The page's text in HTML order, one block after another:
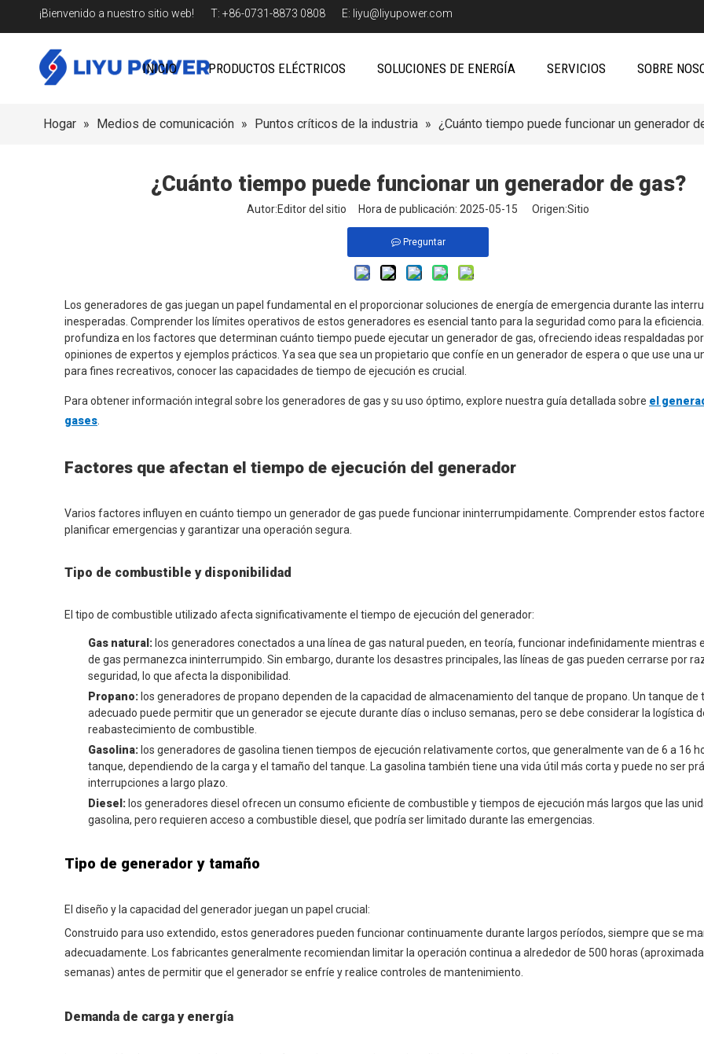
¡Bienvenido a nuestro sitio web! T: +86-0731-8873 0808 E: liyu@liyupower.com
INICIO PRODUCTOS ELÉCTRICOS SOLUCIONES DE ENERGÍA SERVICIOS SOBRE
Hogar » Medios de comunicación » Puntos críticos de la industria » ¿Cuánto tiempo puede funcionar un generador
¿Cuánto tiempo puede funcionar un generador de gas?
Autor:Editor del sitio Hora de publicación: 2025-05-15 Origen:Sitio
Preguntar
Los generadores de gas juegan un papel fundamental en el proporcionar soluciones de energía de emergencia durante las
inesperadas. Comprender los límites operativos de estos generadores es esencial tanto para la seguridad como para la
profundiza en los factores que determinan cuánto tiempo puede ejecutar un generador de gas, ofreciendo ideas respaldadas
opiniones de expertos y ejemplos prácticos. Ya sea que sea un propietario que confíe en un generador de espera o que use una
para fines recreativos, conocer las capacidades de tiempo de ejecución es crucial.
Para obtener información integral sobre los generadores de gas y su uso óptimo, explore nuestra guía detallada sobre el
gases
Factores que afectan el tiempo de ejecución del generador
Varios factores influyen en cuánto tiempo un generador de gas puede funcionar ininterrumpidamente. Comprender estos
planificar emergencias y garantizar una operación segura.
Tipo de combustible y disponibilidad
El tipo de combustible utilizado afecta significativamente el tiempo de ejecución del generador:
Gas natural: los generadores conectados a una línea de gas natural pueden, en teoría, funcionar indefinidamente mientras
de gas permanezca ininterrumpido. Sin embargo, durante los desastres principales, las líneas de gas pueden cerrarse por
seguridad, lo que afecta la disponibilidad.
Propano: los generadores de propano dependen de la capacidad de almacenamiento del tanque de propano. Un tanque de
adecuado puede permitir que un generador se ejecute durante días o incluso semanas, pero se debe considerar la logística
reabastecimiento de combustible.
Gasolina: los generadores de gasolina tienen tiempos de ejecución relativamente cortos, que generalmente van de 6 a 16
tanque, dependiendo de la carga y el tamaño del tanque. La gasolina también tiene una vida útil más corta y puede no ser
interrupciones a largo plazo.
Diesel: los generadores diesel ofrecen un consumo eficiente de combustible y tiempos de ejecución más largos que las
gasolina, pero requieren acceso a combustible diesel, que podría ser limitado durante las emergencias.
Tipo de generador y tamaño
El diseño y la capacidad del generador juegan un papel crucial:
Construido para uso extendido, estos generadores pueden funcionar continuamente durante largos períodos, siempre que se
adecuadamente. Los fabricantes generalmente recomiendan limitar la operación continua a alrededor de 500 horas
semanas) antes de permitir que el generador se enfríe y realice controles de mantenimiento.
Demanda de carga y energía